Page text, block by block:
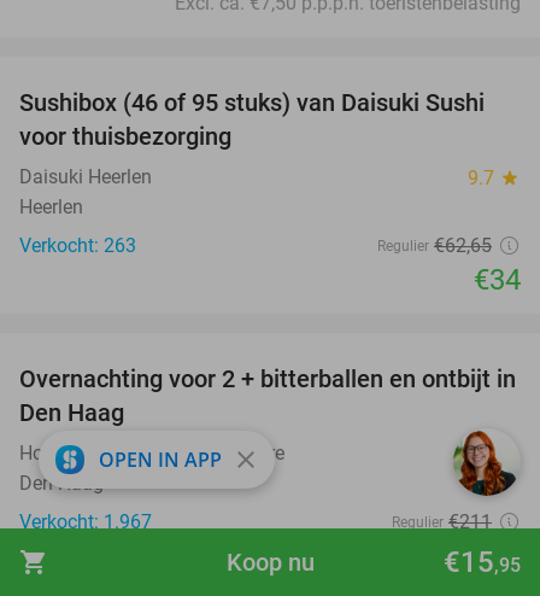
shopping_cart €15,95
Koop nu
46%
Sushibox (46 of 95 stuks) van Daisuki Sushi
voor thuisbezorging
Daisuki Heerlen 9.7 star
Heerlen
Verkocht: 263
Regulier €62,65
€34
41%
Overnachting voor 2 + bitterballen en ontbijt in
Den Haag
Hotel Ibis Den Haag City Centre 9.5
Den Haag
Verkocht: 1.967
Regulier €211
€125
OPEN IN APP close